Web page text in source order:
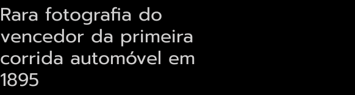
Rara fotografia do
vencedor da primeira
corrida automóvel em
1895